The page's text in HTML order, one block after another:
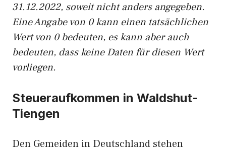
31.12.2022, soweit nicht anders angegeben.
Eine Angabe von 0 kann einen tatsächlichen
Wert von 0 bedeuten, es kann aber auch
bedeuten, dass keine Daten für diesen Wert
vorliegen.
Steueraufkommen in Waldshut-
Tiengen
Den Gemeiden in Deutschland stehen